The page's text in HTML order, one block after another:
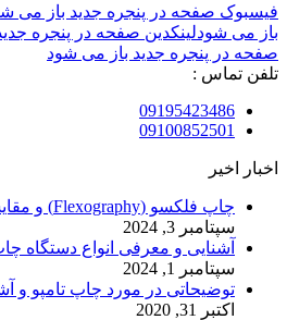
فیسبوک صفحه در پنجره جدید باز می
باز می شودلینکدین صفحه در پنجره
صفحه در پنجره جدید باز می شود
تلفن تماس :
09195423486
09100852501
اخبار اخیر
چاپ فلکسو (Flexography) و مقایسه با انواع چاپ | ق
سپتامبر 3, 2024
آشنایی و معرفی انواع دستگاه
سپتامبر 1, 2024
توضیحاتی در مورد چاپ تامپو و
اکتبر 31, 2020